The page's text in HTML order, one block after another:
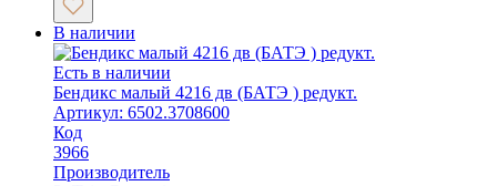
В наличии
Есть в наличии
Бендикс малый 4216 дв (БАТЭ ) редукт.
Артикул: 6502.3708600
Код
3966
Производитель